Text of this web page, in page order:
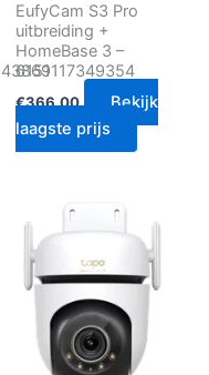
EufyCam S3 Pro
uitbreiding +
HomeBase 3 –
6151117349354
€366.00
Bekijk
laagste prijs